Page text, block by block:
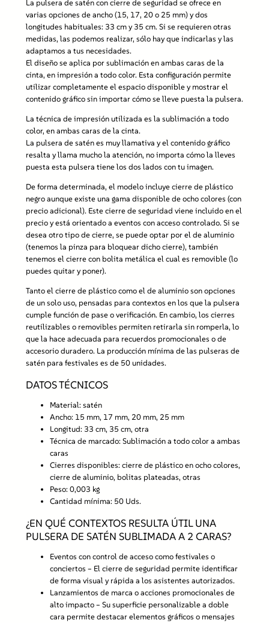
d
a
d
O
P
.
S
A
a
2
c
a
r
a
c
a
n
t
i
d
a
d
La pulsera de satén con cierre de seguridad se ofrece en
varias opciones de ancho (15, 17, 20 o 25 mm) y dos
longitudes habituales: 33 cm y 35 cm. Si se requieren otras
medidas, las podemos realizar, sólo hay que indicarlas y las
adaptamos a tus necesidades.
El diseño se aplica por sublimación en ambas caras de la
cinta, en impresión a todo color. Esta configuración permite
utilizar completamente el espacio disponible y mostrar el
contenido gráfico sin importar cómo se lleve puesta la pulsera.
La técnica de impresión utilizada es la sublimación a todo
color, en ambas caras de la cinta.
La pulsera de satén es muy llamativa y el contenido gráfico
resalta y llama mucho la atención, no importa cómo la lleves
puesta esta pulsera tiene los dos lados con tu imagen.
De forma determinada, el modelo incluye cierre de plástico
negro aunque existe una gama disponible de ocho colores (con
precio adicional). Este cierre de seguridad viene incluido en el
precio y está orientado a eventos con acceso controlado. Si se
desea otro tipo de cierre, se puede optar por el de aluminio
(tenemos la pinza para bloquear dicho cierre), también
tenemos el cierre con bolita metálica el cual es removible (lo
puedes quitar y poner).
Tanto el cierre de plástico como el de aluminio son opciones
de un solo uso, pensadas para contextos en los que la pulsera
cumple función de pase o verificación. En cambio, los cierres
reutilizables o removibles permiten retirarla sin romperla, lo
que la hace adecuada para recuerdos promocionales o de
accesorio duradero. La producción mínima de las pulseras de
satén para festivales es de 50 unidades.
DATOS TÉCNICOS
Material:satén
Ancho: 15 mm, 17 mm, 20 mm, 25 mm
Longitud: 33 cm, 35 cm, otra
Técnica de marcado:Sublimación a todo color a ambas
caras
Cierres disponibles:cierre de plástico en ocho colores,
cierre de aluminio, bolitas plateadas, otras
Peso:0,003 kg
Cantidad mínima: 50 Uds.
¿EN QUÉ CONTEXTOS RESULTA ÚTIL UNA
PULSERA DE SATÉN SUBLIMADA A 2 CARAS?
Eventos con control de acceso como festivales o
conciertos – El cierre de seguridad permite identificar
de forma visual y rápida a los asistentes autorizados.
Lanzamientos de marca o acciones promocionales de
alto impacto– Su superficie personalizable a doble
cara permite destacar elementos gráficos o mensajes